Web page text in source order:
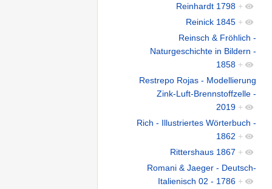
Reinhardt 1798 +
Reinick 1845 +
Reinsch & Fröhlich -
Naturgeschichte in Bildern -
1858 +
Restrepo Rojas - Modellierung
Zink-Luft-Brennstoffzelle -
2019 +
Rich - Illustriertes Wörterbuch -
1862 +
Rittershaus 1867 +
Romani & Jaeger - Deutsch-
Italienisch 02 - 1786 +